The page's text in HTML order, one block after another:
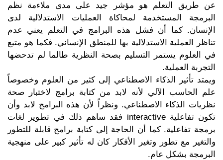
عن طريق التعلم هو مؤشر جيد على مدى ملاءمة نظم
البرمجة المستخدمة لمحاكاة العمليات الاستدلالية لدى
الإنسان. كما أن فشل هذه البرامج في التعلم يعني عدم
تناظر العملية الاستدلالية بها للمنطق الإنساني. فكما هو متبع
في العلوم يستمر التسليم بصحة النظرية طالما لم تدحضها
التجربة العملية.
ويمتد تأثير الذكاء الاصطناعي إلى كثير من العلوم وخصوصاً
علم الحاسب الآلي لأنه لابد من كتابة برامج لاختبار صحة
نظريات الذكاء الاصطناعي. ونظراً لأن هذه البرامج لابد وأن
تكون تفاعلية interactive فقد ساهم ذلك في تطوير لغات
برمجة تفاعلية. كما أن الحاجة إلى كتابة برامج قابلة للتطور
والتغير مع تطور وتغير الأفكار كان له تأثير كبير على منهجية
البرمجة بشكل عام.